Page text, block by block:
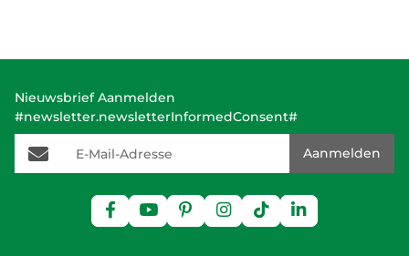
Nieuwsbrief Aanmelden
#newsletter.newsletterInformedConsent#
E-Mail-Adresse
Aanmelden